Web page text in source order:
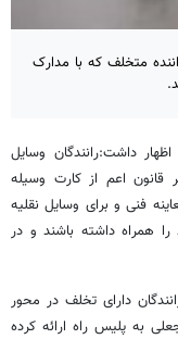
متخلف که با مدارک
اظهار داشت:رانندگان وسایل
قانون اعم از کارت وسیله
فنی و برای وسایل نقلیه
همراه داشته باشند و در
دارای تخلف در محور
به پلیس راه ارائه کرده